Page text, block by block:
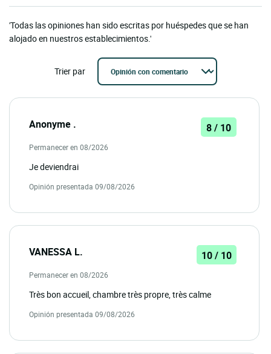
'Todas las opiniones han sido escritas por huéspedes que se han
alojado en nuestros establecimientos.'
Trier par
Anonyme . 8 / 10
Permanecer en 08/2026
Je deviendrai
Opinión presentada 09/08/2026
VANESSA L. 10 / 10
Permanecer en 08/2026
Très bon accueil, chambre très propre, très calme
Opinión presentada 09/08/2026